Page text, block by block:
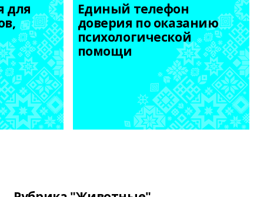
для
Единый телефон
доверия по оказанию
психологической
помощи